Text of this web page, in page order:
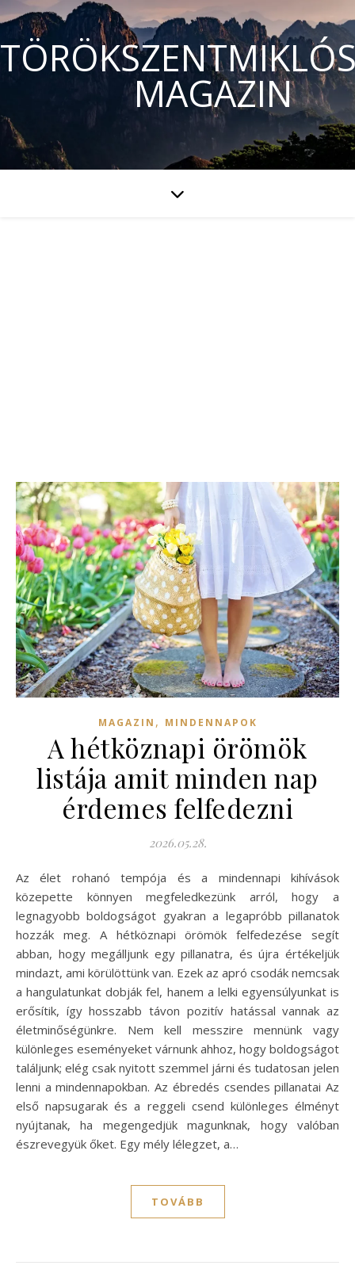
MAGAZIN
MAGAZIN , MINDENNAPOK
A hétköznapi örömök
listája amit minden nap
érdemes felfedezni
2026.05.28.
Az élet rohanó tempója és a mindennapi kihívások
közepette könnyen megfeledkezünk arról, hogy a
legnagyobb boldogságot gyakran a legapróbb pillanatok
hozzák meg. A hétköznapi örömök felfedezése segít
abban, hogy megálljunk egy pillanatra, és újra értékeljük
mindazt, ami körülöttünk van. Ezek az apró csodák nemcsak
a hangulatunkat dobják fel, hanem a lelki egyensúlyunkat is
erősítik, így hosszabb távon pozitív hatással vannak az
életminőségünkre. Nem kell messzire mennünk vagy
különleges eseményeket várnunk ahhoz, hogy boldogságot
találjunk; elég csak nyitott szemmel járni és tudatosan jelen
lenni a mindennapokban. Az ébredés csendes pillanatai Az
első napsugarak és a reggeli csend különleges élményt
nyújtanak, ha megengedjük magunknak, hogy valóban
észrevegyük őket. Egy mély lélegzet, a…
TOVÁBB